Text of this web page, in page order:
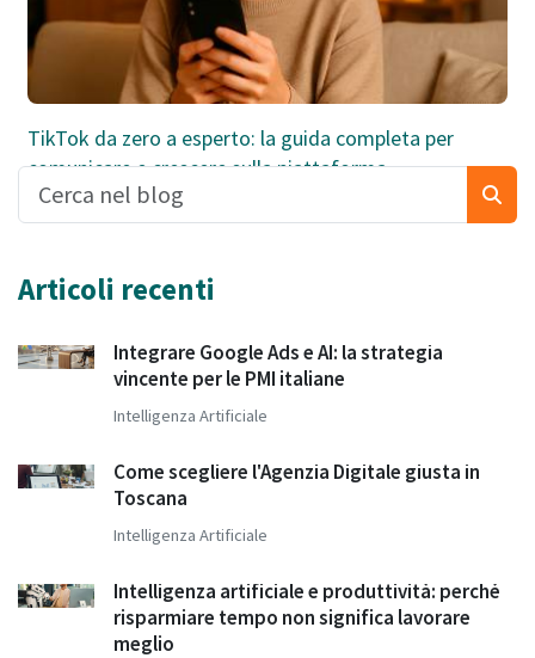
TikTok da zero a esperto: la guida completa per
comunicare e crescere sulla piattaforma
Articoli recenti
Integrare Google Ads e AI: la strategia
vincente per le PMI italiane
Intelligenza Artificiale
Come scegliere l'Agenzia Digitale giusta in
Toscana
Intelligenza Artificiale
Intelligenza artificiale e produttività: perché
risparmiare tempo non significa lavorare
meglio